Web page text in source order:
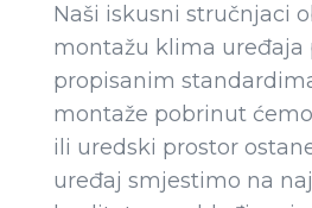
Naši iskusni stručnjaci
montažu klima uređaja
propisanim
montaže pobrinut
ili uredski prostor
uređaj smjestimo na